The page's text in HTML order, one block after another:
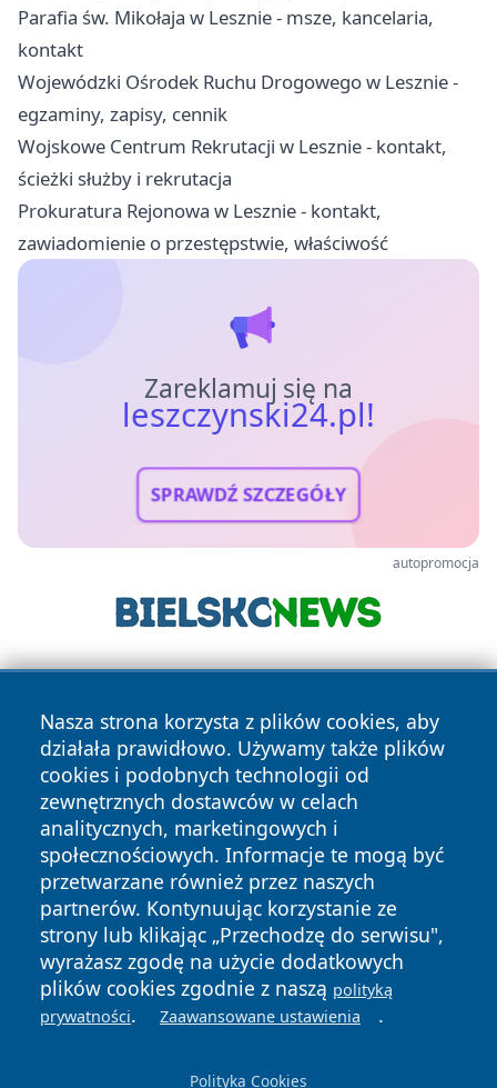
Parafia św. Mikołaja w Lesznie - msze, kancelaria,
kontakt
Wojewódzki Ośrodek Ruchu Drogowego w Lesznie -
egzaminy, zapisy, cennik
Wojskowe Centrum Rekrutacji w Lesznie - kontakt,
ścieżki służby i rekrutacja
Prokuratura Rejonowa w Lesznie - kontakt,
zawiadomienie o przestępstwie, właściwość
Zareklamuj się na
leszczynski24.pl!
SPRAWDŹ SZCZEGÓŁY
autopromocja
Nasza strona korzysta z plików cookies, aby
działała prawidłowo. Używamy także plików
cookies i podobnych technologii od
zewnętrznych dostawców w celach
analitycznych, marketingowych i
społecznościowych. Informacje te mogą być
przetwarzane również przez naszych
partnerów. Kontynuując korzystanie ze
strony lub klikając „Przechodzę do serwisu",
wyrażasz zgodę na użycie dodatkowych
plików cookies zgodnie z naszą polityką
prywatności. Zaawansowane ustawienia .
Polityka Cookies
Copyright © 2026 leszczynski24.pl Wszystkie prawa
zastrzeżone.
News Autorzy
Polityka
Prywatności
Polityka
Cookies